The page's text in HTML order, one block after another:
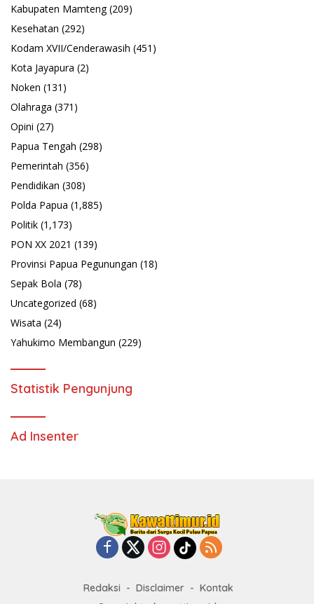
Kabupaten Mamteng(209)
Kesehatan (292)
Kodam XVII/Cenderawasih (451)
Kota Jayapura (2)
Noken (131)
Olahraga (371)
Opini (27)
Papua Tengah (298)
Pemerintah (356)
Pendidikan (308)
Polda Papua (1,885)
Politik (1,173)
PON XX 2021 (139)
Provinsi Papua Pegunungan (18)
Sepak Bola (78)
Uncategorized (68)
Wisata (24)
Yahukimo Membangun (229)
Statistik Pengunjung
Ad Insenter
Redaksi Disclaimer
Kontak